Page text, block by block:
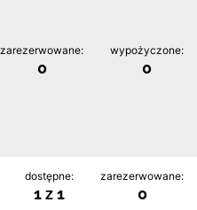
zarezerwowane:
0
wypożyczone:
0
dostępne:
1 z 1
zarezerwowane:
0